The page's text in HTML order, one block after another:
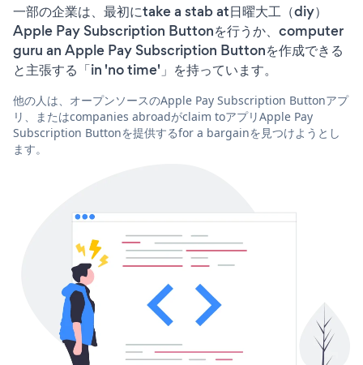
一部の企業は、最初にtake a stab at日曜大工（diy）
Apple Pay Subscription Buttonを行うか、computer
guru an Apple Pay Subscription Buttonを作成できる
と主張する「in 'no time'」を持っています。
他の人は、オープンソースのApple Pay Subscription Buttonアプ
リ、またはcompanies abroadがclaim toアプリApple Pay
Subscription Buttonを提供するfor a bargainを見つけようとし
ます。